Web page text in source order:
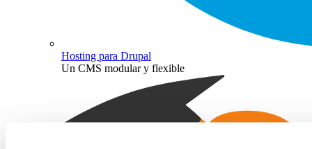
Hosting para Drupal
Un CMS modular y flexible